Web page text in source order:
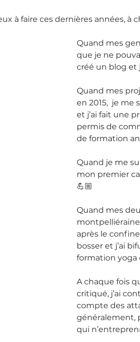
à faire ces dernières années, à
Quand mes
que je ne
créé un blog et
Quand mes
en 2015,  je me
et j’ai fait une
permis de
de formation
Quand je me
mon premier
💪🏼
Quand mes
après le
bosser et j’ai
formation yoga
A chaque fois
critiqué, j’ai
compte des
généralement,
qui